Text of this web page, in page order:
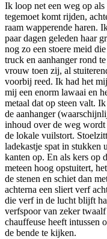
Ik loop net een weg op
tegemoet komt rijden,
raam wapperende haren.
paar dagen geleden haar
nog zo een stoere meid
truck en aanhanger rond
vrouw toen zij, al
voorbij reed. Ik had het
mij een enorm lawaai en
metaal dat op steen valt.
de aanhanger
inhoud over de weg
de lokale vuilstort.
ladekastje spat in stukken
kanten op. En als kers op
meteen hoog opstuitert,
de stenen en schiet dan
achterna een sliert verf
die verf in de lucht blijft
verfspoor van zeker
chauffeuse heeft intussen
de bende te kijken.